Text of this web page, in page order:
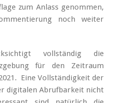
zum Anlass genommen,
noch weiter
vollständig die
für den Zeitraum
Eine Vollständigkeit der
digitalen Abrufbarkeit nicht